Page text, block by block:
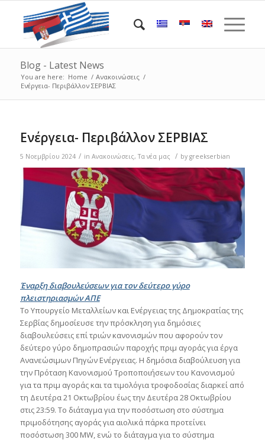
Blog - Latest News
You are here: Home / Ανακοινώσεις /
Ενέργεια- Περιβάλλον ΣΕΡΒΙΑΣ
Ενέργεια- Περιβάλλον ΣΕΡΒΙΑΣ
5 Νοεμβρίου 2024 / in Ανακοινώσεις,Τα νέα μας / by greekserbian
Έναρξη διαβουλεύσεων για τον δεύτερο γύρο
πλειστηριασμών ΑΠΕ
Το Υπουργείο Μεταλλείων και Ενέργειας της Δημοκρατίας της
Σερβίας δημοσίευσε την πρόσκληση για δημόσιες
διαβουλεύσεις επί τριών κανονισμών που αφορούν τον
δεύτερο γύρο δημοπρασιών παροχής πριμ αγοράς για έργα
Ανανεώσιμων Πηγών Ενέργειας. Η δημόσια διαβούλευση για
την Πρόταση Κανονισμού Τροποποιήσεων του Κανονισμού
για τα πριμ αγοράς και τα τιμολόγια τροφοδοσίας διαρκεί από
τη Δευτέρα 21 Οκτωβρίου έως την Δευτέρα 28 Οκτωβρίου
στις 23:59. Το διάταγμα για την ποσόστωση στο σύστημα
πριμοδότησης αγοράς για αιολικά πάρκα προτείνει
ποσόστωση 300 MW, ενώ το διάταγμα για το σύστημα